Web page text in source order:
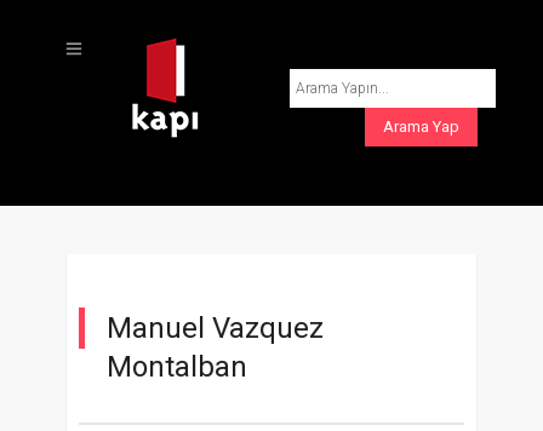
Manuel Vazquez
Montalban